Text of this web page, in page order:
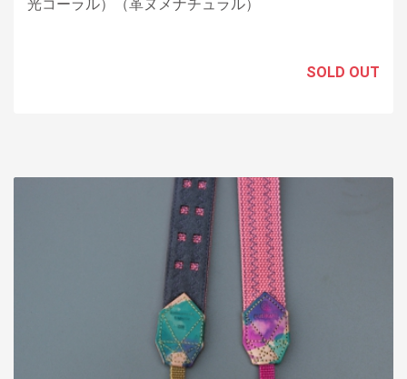
光コーラル）（革ヌメナチュラル）
SOLD OUT